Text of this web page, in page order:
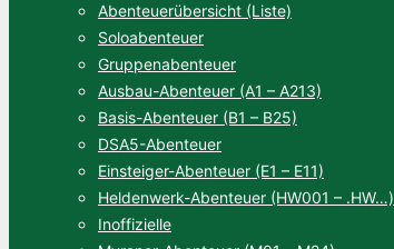
Abenteuerübersicht (Liste)
Soloabenteuer
Gruppenabenteuer
Ausbau-Abenteuer (A1 – A213)
Basis-Abenteuer (B1 – B25)
DSA5-Abenteuer
Einsteiger-Abenteuer (E1 – E11)
Heldenwerk-Abenteuer (HW001 – .HW…)
Inoffizielle